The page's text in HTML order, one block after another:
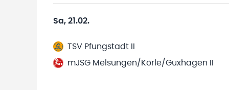
Sa, 21.02.
TSV Pfungstadt II
mJSG Melsungen/Körle/Guxhagen II